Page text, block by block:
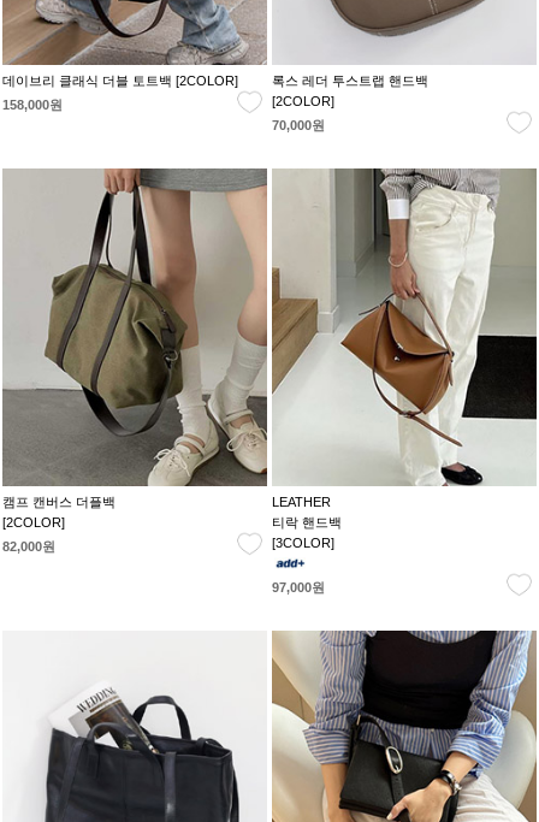
데이브리 클래식 더블 토트백 [2COLOR]
158,000원
록스 레더 투스트랩 핸드백
[2COLOR]
70,000원
캠프 캔버스 더플백
[2COLOR]
82,000원
LEATHER
티락 핸드백
[3COLOR]
97,000원